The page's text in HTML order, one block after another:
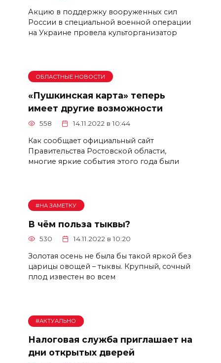
Акцию в поддержку вооруженных сил
России в специальной военной операции
на Украине провела культорганизатор
ОБЛАСТНЫЕ НОВОСТИ
«Пушкинская карта» теперь
имеет другие возможности
558 14.11.2022 в 10:44
Как сообщает официальный сайт
Правительства Ростовской области,
многие яркие события этого года были
#НА ЗАМЕТКУ
В чём польза тыквы?
530 14.11.2022 в 10:20
Золотая осень не была бы такой яркой без
царицы овощей – тыквы. Крупный, сочный
плод известен во всем
#АКТУАЛЬНО
Налоговая служба приглашает на
дни открытых дверей